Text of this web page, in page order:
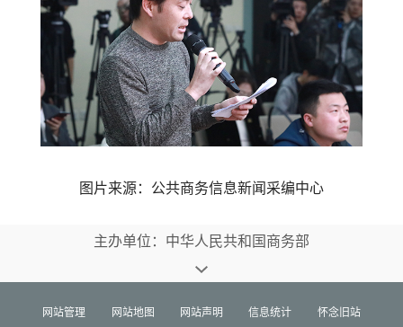
图片来源：公共商务信息新闻采编中心
主办单位：中华人民共和国商务部
网站管理 网站地图 网站声明 信息统计 怀念旧站